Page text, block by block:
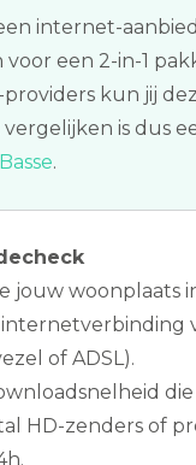
internet-
een 2-in-1
kun jij
is dus
.
jouw woonplaats
internetverbinding
of ADSL).
HD-zenders of